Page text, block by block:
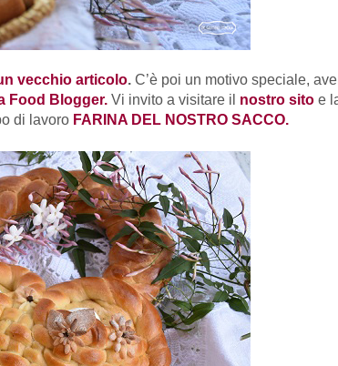
vecchio articolo. C’è poi un motivo speciale,
Food Blogger. Vi invito a visitare il nostro sito e
di lavoro FARINA DEL NOSTRO SACCO.